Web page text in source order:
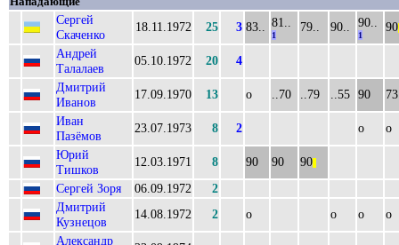
Сергей
Скаченко
18.11.1972 25 3 83.. 81..
1
79.. 90.. 90..
1
90
Андрей
Талалаев
05.10.1972 20
4
Дмитрий
Иванов
17.09.1970 13 о ..70 ..79 ..55 90
Иван
Пазёмов
23.07.1973 8 2 о
о
Юрий
Тишков
12.03.1971 8 90 90 90
Сергей Зоря 06.09.1972
2
Дмитрий
Кузнецов
14.08.1972 2 о о о
о
Александр